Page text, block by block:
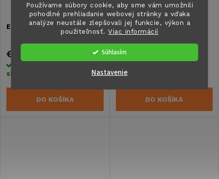
Používame súbory cookie, aby sme vám umožnili
pohodlné prehliadanie webovej stránky a vďaka
analýze neustále zlepšovali jej funkcie, výkon a
použiteľnosť.Viac informácií
Súhlasím
Nastavenie
Euro Carry Ducato/Jumper
€1 695,80
sklade
DO KOŠÍKA
Euro zarážka dverí pre
panelovú dodávku
€37,80
sklade
DO KOŠÍKA